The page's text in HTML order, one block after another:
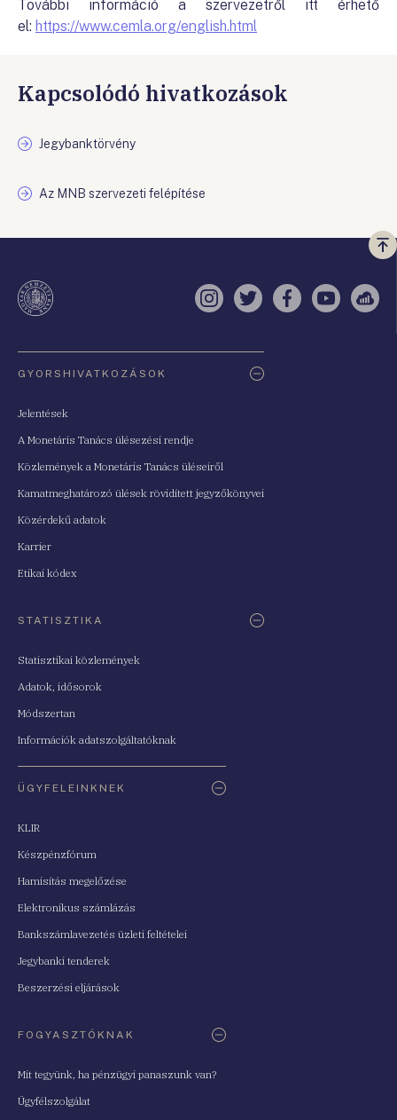
További információ a szervezetről itt érhető
el: https://www.cemla.org/english.html
Kapcsolódó hivatkozások
Jegybanktörvény
Az MNB szervezeti felépítése
a
Instagram
TwitterFacebook
YouTube
GYORSHIVATKOZÁSOK
Jelentések
A Monetáris Tanács ülésezési rendje
Közlemények a Monetáris Tanács üléseiről
Kamatmeghatározó ülések rövidített jegyzőkönyvei
Közérdekű adatok
Karrier
Etikai kódex
STATISZTIKA
Statisztikai közlemények
Adatok, idősorok
Módszertan
Információk adatszolgáltatóknak
ÜGYFELEINKNEK
KLIR
Készpénzfórum
Hamisítás megelőzése
Elektronikus számlázás
Bankszámlavezetés üzleti feltételei
Jegybanki tenderek
Beszerzési eljárások
FOGYASZTÓKNAK
Mit tegyünk, ha pénzügyi panaszunk van?
Ügyfélszolgálat